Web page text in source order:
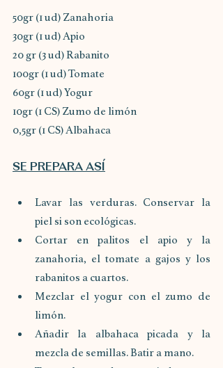
50gr (1 ud) Zanahoria
30gr (1 ud) Apio
20 gr (3 ud) Rabanito
100gr (1 ud) Tomate
60gr (1 ud) Yogur
10gr (1 CS) Zumo de limón
0,5gr (1 CS) Albahaca
SE PREPARA ASÍ
Lavar las verduras. Conservar la
piel si son ecológicas.
Cortar en palitos el apio y la
zanahoria, el tomate a gajos y los
rabanitos a cuartos.
Mezclar el yogur con el zumo de
limón.
Añadir la albahaca picada y la
mezcla de semillas. Batir a mano.